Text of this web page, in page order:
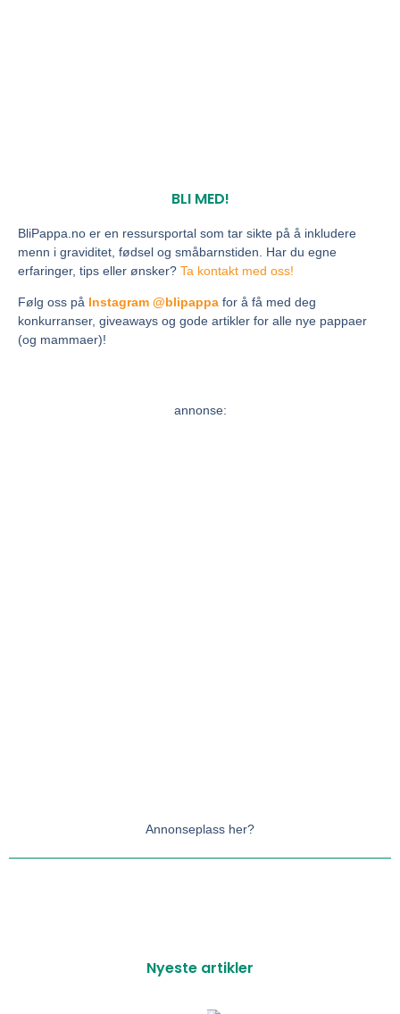
BLI MED!
BliPappa.no er en ressursportal som tar sikte på å inkludere
menn i graviditet, fødsel og småbarnstiden. Har du egne
erfaringer, tips eller ønsker? Ta kontakt med oss!
Følg oss på Instagram @blipappa for å få med deg
konkurranser, giveaways og gode artikler for alle nye pappaer
(og mammaer)!
annonse:
Annonseplass her?
Nyeste artikler